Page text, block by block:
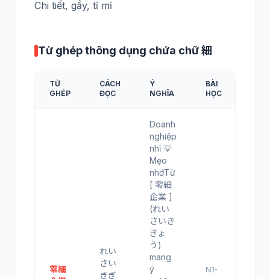
Chi tiết, gầy, tỉ mỉ
Từ ghép thông dụng chứa chữ 細
TỪ
GHÉP
CÁCH
ĐỌC
Ý
NGHĨA
BÀI
HỌC
零細
れい
さい
きぎ
Doanh
nghiệp
nhỉ 💡
Mẹo
nhớTừ
[ 零細
企業 ]
(れい
さいき
ぎょ
う)
mang
ý
N1-